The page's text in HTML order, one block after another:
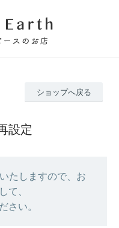
ショップへ戻る
設定
たしますので、お
て、
さい。